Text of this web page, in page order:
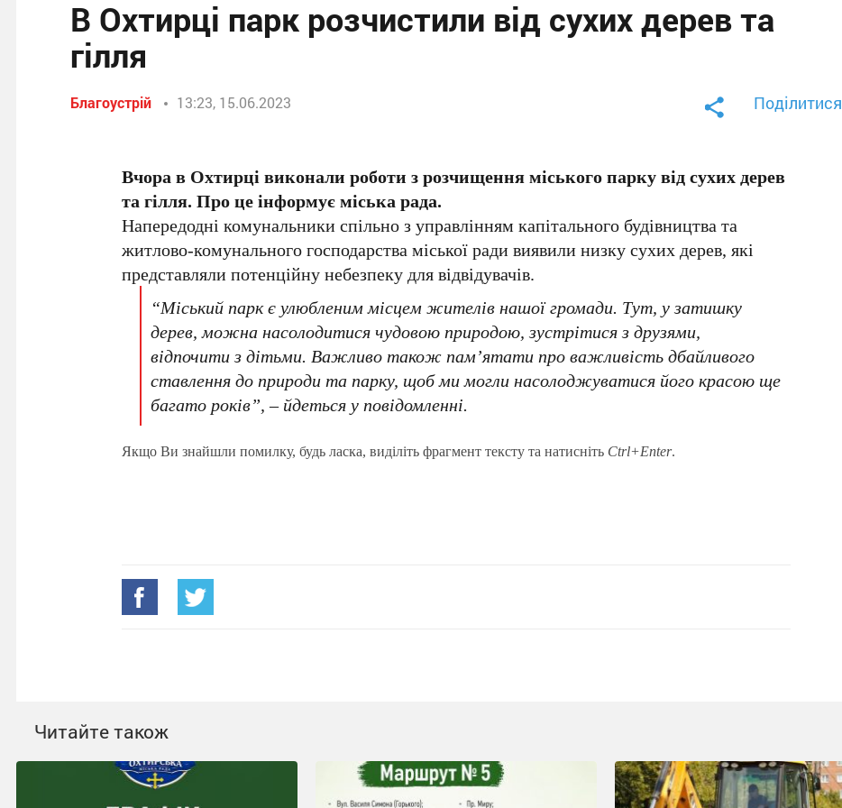
В Охтирці парк розчистили від сухих дерев та
гілля
Благоустрій 13:23, 15.06.2023 Поділитися
Вчора в Охтирці виконали роботи з розчищення міського парку від сухих дерев
та гілля. Про це інформує міська рада.
Напередодні комунальники спільно з управлінням капітального будівництва та
житлово-комунального господарства міської ради виявили низку сухих дерев, які
представляли потенційну небезпеку для відвідувачів.
“Міський парк є улюбленим місцем жителів нашої громади. Тут, у затишку
дерев, можна насолодитися чудовою природою, зустрітися з друзями,
відпочити з дітьми. Важливо також пам’ятати про важливість дбайливого
ставлення до природи та парку, щоб ми могли насолоджуватися його красою ще
багато років”, – йдеться у повідомленні.
Якщо Ви знайшли помилку, будь ласка, виділіть фрагмент тексту та натисніть Ctrl+Enter.
Читайте також